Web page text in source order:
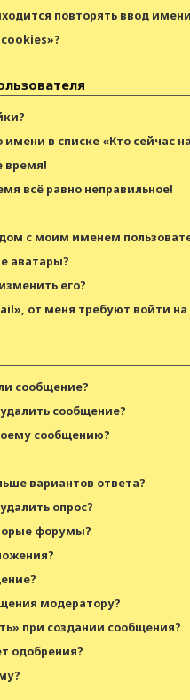
повторять ввод
в списке «Кто сейчас
время!
всё равно неправильное!
с моим именем
аватары?
его?
от меня требуют войти
сообщение?
сообщение?
сообщению?
вариантов ответа?
опрос?
форумы?
модератору?
при создании сообщения?
одобрения?